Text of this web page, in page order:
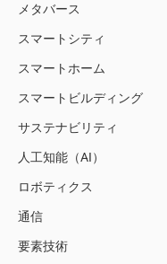
メタバース
スマートシティ
スマートホーム
スマートビルディング
サステナビリティ
人工知能（AI）
ロボティクス
通信
要素技術